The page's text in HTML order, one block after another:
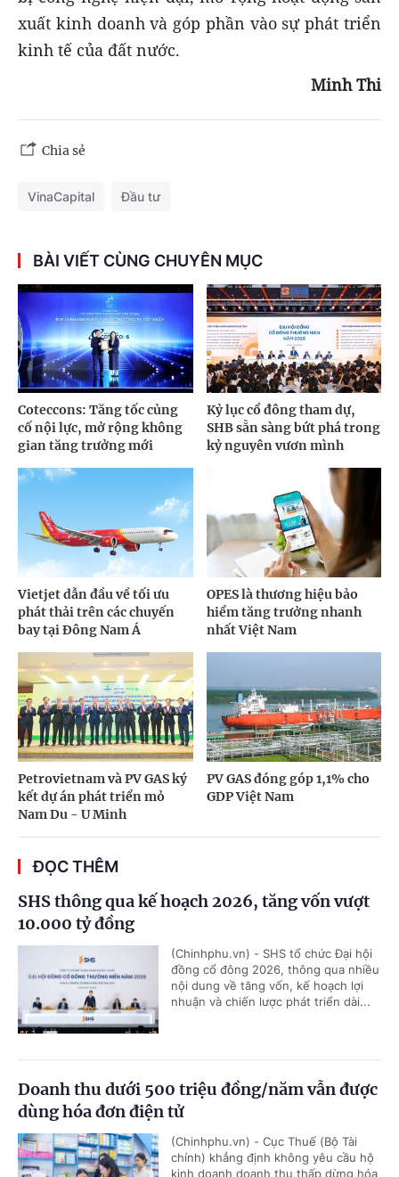
xuất kinh doanh và góp phần vào sự phát triển
kinh tế của đất nước.
Minh Thi
Chia sẻ
VinaCapital Đầu tư
BÀI VIẾT CÙNG CHUYÊN MỤC
Coteccons: Tăng tốc củng
cố nội lực, mở rộng không
gian tăng trưởng mới
Kỷ lục cổ đông tham dự,
SHB sẵn sàng bứt phá trong
kỷ nguyên vươn mình
Vietjet dẫn đầu về tối ưu
phát thải trên các chuyến
bay tại Đông Nam Á
OPES là thương hiệu bảo
hiểm tăng trưởng nhanh
nhất Việt Nam
Petrovietnam và PV GAS ký
kết dự án phát triển mỏ
Nam Du - U Minh
PV GAS đóng góp 1,1% cho
GDP Việt Nam
ĐỌC THÊM
SHS thông qua kế hoạch 2026, tăng vốn vượt
10.000 tỷ đồng
(Chinhphu.vn) - SHS tổ chức Đại hội
đồng cổ đông 2026, thông qua nhiều
nội dung về tăng vốn, kế hoạch lợi
nhuận và chiến lược phát triển dài...
Doanh thu dưới 500 triệu đồng/năm vẫn được
dùng hóa đơn điện tử
(Chinhphu.vn) - Cục Thuế (Bộ Tài
chính) khẳng định không yêu cầu hộ
kinh doanh doanh thu thấp dừng hóa